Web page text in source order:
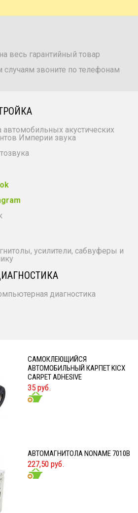
весь гарантийный товар
звоните по телефонам
автомобильных акустических
Империи звука
усилители, сабвуферы и
диагностика
CАМОКЛЕЮЩИЙСЯ
АВТОМОБИЛЬНЫЙ КАРПЕТ KICX
CARPET ADHESIVE
35 руб.
АВТОМАГНИТОЛА NONAME 7010B
227,50 руб.